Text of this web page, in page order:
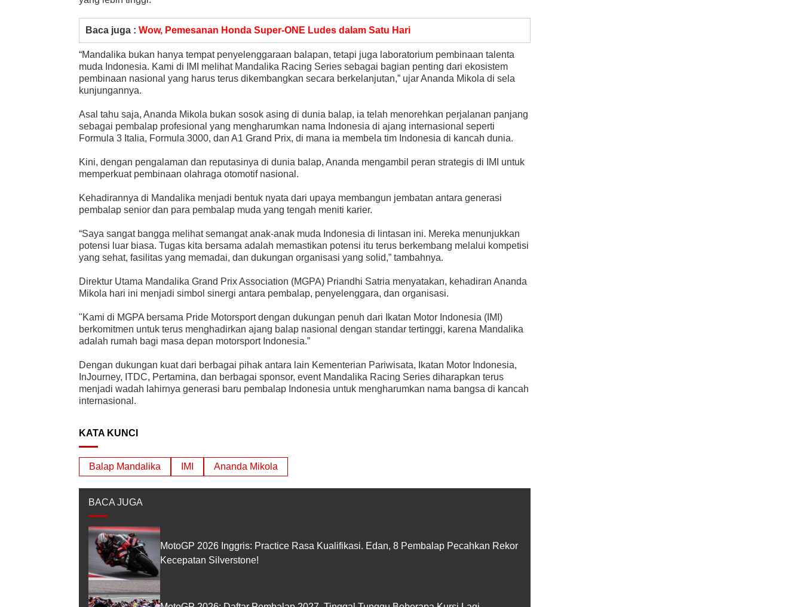
Baca juga : Wow, Pemesanan Honda Super-ONE Ludes dalam Satu Hari
“Mandalika bukan hanya tempat penyelenggaraan balapan, tetapi juga laboratorium pembinaan talenta
muda Indonesia. Kami di IMI melihat Mandalika Racing Series sebagai bagian penting dari ekosistem
pembinaan nasional yang harus terus dikembangkan secara berkelanjutan,” ujar Ananda Mikola di sela
kunjungannya.
Asal tahu saja, Ananda Mikola bukan sosok asing di dunia balap, ia telah menorehkan perjalanan panjang
sebagai pembalap profesional yang mengharumkan nama Indonesia di ajang internasional seperti
Formula 3 Italia, Formula 3000, dan A1 Grand Prix, di mana ia membela tim Indonesia di kancah dunia.
Kini, dengan pengalaman dan reputasinya di dunia balap, Ananda mengambil peran strategis di IMI untuk
memperkuat pembinaan olahraga otomotif nasional.
Kehadirannya di Mandalika menjadi bentuk nyata dari upaya membangun jembatan antara generasi
pembalap senior dan para pembalap muda yang tengah meniti karier.
“Saya sangat bangga melihat semangat anak-anak muda Indonesia di lintasan ini. Mereka menunjukkan
potensi luar biasa. Tugas kita bersama adalah memastikan potensi itu terus berkembang melalui kompetisi
yang sehat, fasilitas yang memadai, dan dukungan organisasi yang solid,” tambahnya.
Direktur Utama Mandalika Grand Prix Association (MGPA) Priandhi Satria menyatakan, kehadiran Ananda
Mikola hari ini menjadi simbol sinergi antara pembalap, penyelenggara, dan organisasi.
"Kami di MGPA bersama Pride Motorsport dengan dukungan penuh dari Ikatan Motor Indonesia (IMI)
berkomitmen untuk terus menghadirkan ajang balap nasional dengan standar tertinggi, karena Mandalika
adalah rumah bagi masa depan motorsport Indonesia.”
Dengan dukungan kuat dari berbagai pihak antara lain Kementerian Pariwisata, Ikatan Motor Indonesia,
InJourney, ITDC, Pertamina, dan berbagai sponsor, event Mandalika Racing Series diharapkan terus
menjadi wadah lahirnya generasi baru pembalap Indonesia untuk mengharumkan nama bangsa di kancah
internasional.
KATA KUNCI
Balap Mandalika IMI Ananda Mikola
BACA JUGA
MotoGP 2026 Inggris: Practice Rasa Kualifikasi. Edan, 8 Pembalap Pecahkan Rekor
Kecepatan Silverstone!